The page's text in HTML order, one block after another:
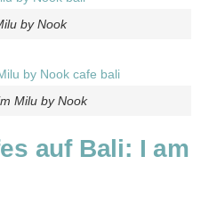
by Nook
Milu by Nook
auf Bali: I am